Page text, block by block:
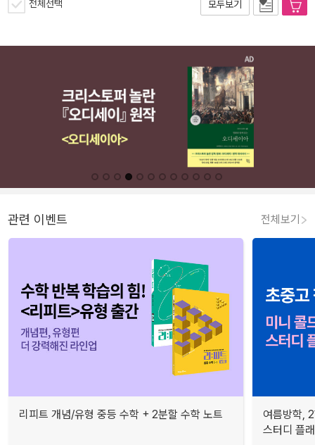
전체선택 모두보기
관련 이벤트 전체보기
리피트 개념/유형 중등 수학 + 2분할 수학 노트
여름방학,
스터디 플